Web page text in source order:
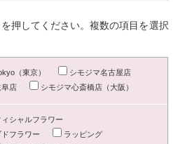
押してください。複数の項目を選択
（東京）
シモジマ名古屋店
阜店
シモジマ心斎橋店（大阪）
シャルフラワー
フラワー
ラッピング